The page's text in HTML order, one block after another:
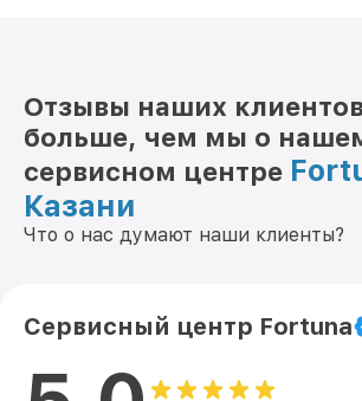
Отзывы наших
больше, чем мы о
сервисном центре
Казани
Что о нас думают наши клиенты?
Сервисный центр Fortuna